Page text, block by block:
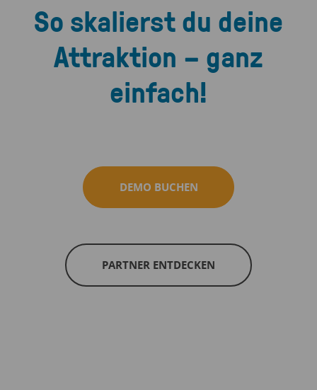
So skalierst du deine
Attraktion – ganz
einfach!
DEMO BUCHEN
PARTNER ENTDECKEN